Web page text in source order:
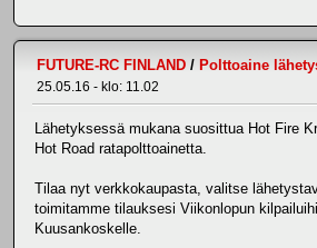
FUTURE-RC FINLAND / Polttoaine
25.05.16 - klo: 11.02
Lähetyksessä mukana suosittua Hot Fire
Hot Road ratapolttoainetta.
Tilaa nyt verkkokaupasta, valitse
toimitamme tilauksesi Viikonlopun
Kuusankoskelle.